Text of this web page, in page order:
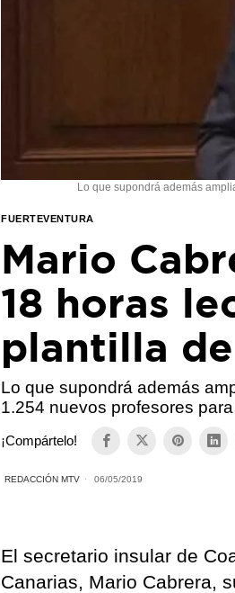
Lo que supondrá además
FUERTEVENTURA
Mario
18 horas
plantilla
Lo que supondrá además
1.254 nuevos profesores
¡Compártelo!
REDACCIÓN MTV 06/05/2019
El secretario insular de
Canarias, Mario Cabrera,